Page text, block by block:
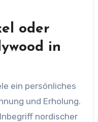
oder
in
und Erholung.
nordischer